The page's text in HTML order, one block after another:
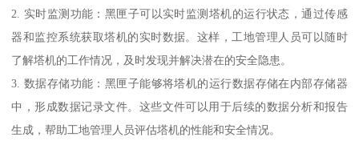
2. 实时监测功能：黑匣子可以实时监测塔机的运行状态，通过传感
器和监控系统获取塔机的实时数据。这样，工地管理人员可以随时
了解塔机的工作情况，及时发现并解决潜在的安全隐患。
3. 数据存储功能：黑匣子能够将塔机的运行数据存储在内部存储器
中，形成数据记录文件。这些文件可以用于后续的数据分析和报告
生成，帮助工地管理人员评估塔机的性能和安全情况。